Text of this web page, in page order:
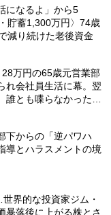
になるよ」から5
貯蓄1,300万円〉74歳
減り続けた老後資金
万円の65歳元営業部
れ会社員生活に幕。翌
誰とも喋らなかった」
下からの「逆パワハ
導とハラスメントの境
界的な投資家ジム・
暴落後に上がる株とさ